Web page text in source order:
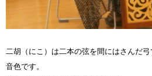
二胡（にこ）は二本の弦を間にはさんだ
音色です。